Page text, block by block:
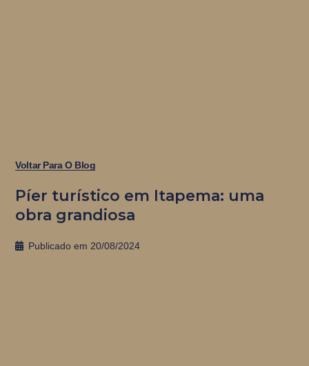
Voltar Para O Blog
Píer turístico em Itapema: uma
obra grandiosa
Publicado em 20/08/2024